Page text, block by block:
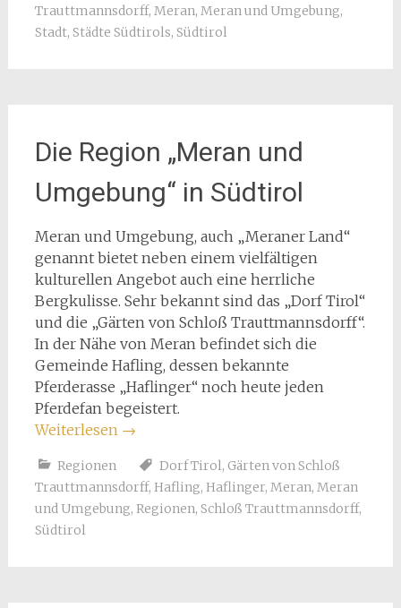
Trauttmannsdorff, Meran, Meran und Umgebung,
Stadt, Städte Südtirols, Südtirol
Die Region „Meran und
Umgebung“ in Südtirol
Meran und Umgebung, auch „Meraner Land“
genannt bietet neben einem vielfältigen
kulturellen Angebot auch eine herrliche
Bergkulisse. Sehr bekannt sind das „Dorf Tirol“
und die „Gärten von Schloß Trauttmannsdorff“.
In der Nähe von Meran befindet sich die
Gemeinde Hafling, dessen bekannte
Pferderasse „Haflinger“ noch heute jeden
Pferdefan begeistert.
Weiterlesen →
Regionen Dorf Tirol, Gärten von Schloß
Trauttmannsdorff, Hafling, Haflinger, Meran, Meran
und Umgebung, Regionen, Schloß Trauttmannsdorff,
Südtirol